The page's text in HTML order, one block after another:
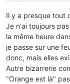
Canal 11
API
Hôte MQTT
Port MQTT
MQTT
TLS
Utilisateur MQTT
Client MQTT
Il y a presque tout
Je n'ai toujours
la même heure
je passe sur une
donc, mais elles
Autre bizarrerie
"Orange est là"